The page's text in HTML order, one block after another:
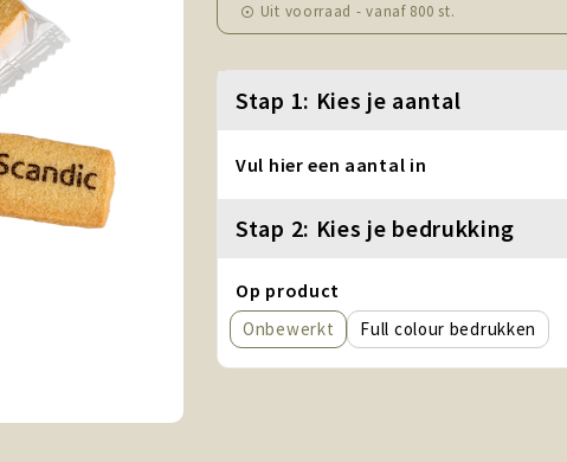
Uit voorraad -vanaf 800 st.
Stap 1: Kies je aantal
Vul hier een aantal in
Stap 2: Kies je bedrukking
Op product
Onbewerkt Full colour